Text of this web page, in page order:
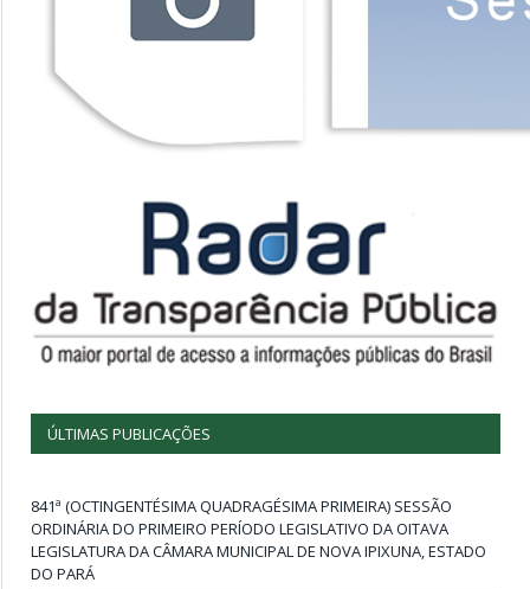
ÚLTIMAS PUBLICAÇÕES
841ª (OCTINGENTÉSIMA QUADRAGÉSIMA PRIMEIRA) SESSÃO
ORDINÁRIA DO PRIMEIRO PERÍODO LEGISLATIVO DA OITAVA
LEGISLATURA DA CÂMARA MUNICIPAL DE NOVA IPIXUNA, ESTADO
DO PARÁ